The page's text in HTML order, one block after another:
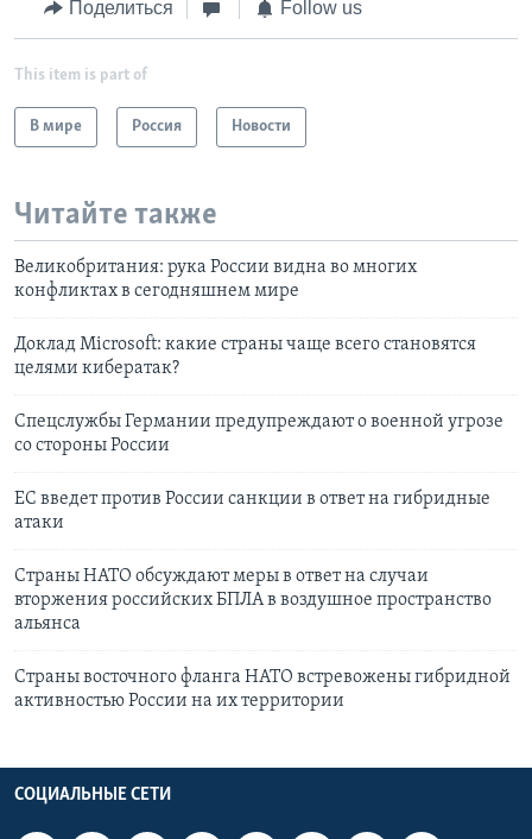
Поделиться Follow us
This item is part of
В мире Россия Новости
Читайте также
Великобритания: рука России видна во многих
конфликтах в сегодняшнем мире
Доклад Microsoft: какие страны чаще всего становятся
целями кибератак?
Спецслужбы Германии предупреждают о военной угрозе
со стороны России
ЕС введет против России санкции в ответ на гибридные
атаки
Страны НАТО обсуждают меры в ответ на случаи
вторжения российских БПЛА в воздушное пространство
альянса
Страны восточного фланга НАТО встревожены гибридной
активностью России на их территории
СОЦИАЛЬНЫЕ СЕТИ